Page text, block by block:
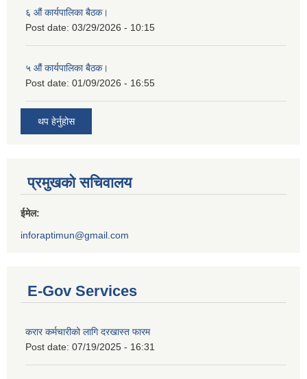
६ औं कार्यपालिका बैठक।
Post date: 03/29/2026 - 10:15
५ औं कार्यपालिका बैठक।
Post date: 01/09/2026 - 16:55
थप हेर्नुहोस
प्रमुखको सचिवालय
ईमेल:
inforaptimun@gmail.com
E-Gov Services
करार कर्मचारीको लागि दरखास्त फारम
Post date: 07/19/2025 - 16:31